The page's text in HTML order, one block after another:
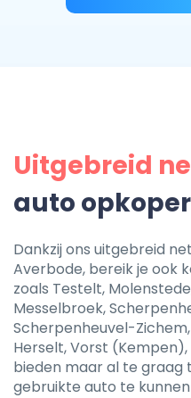
Uitgebreid
auto
Dankzij ons uitgebreid
Averbode, bereik je ook
zoals Testelt,
Messelbroek,
Scherpenheuvel-
Herselt, Vorst
bieden maar al te graag
gebruikte auto te